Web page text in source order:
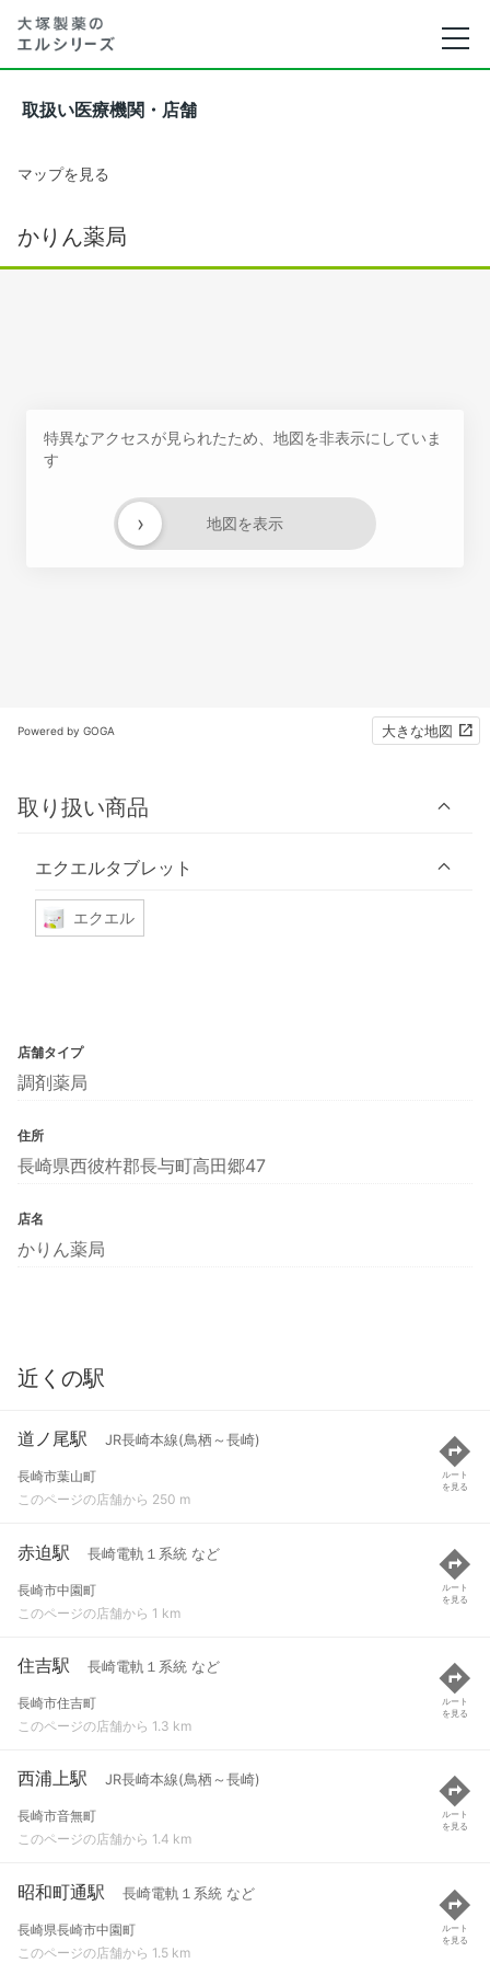
取扱い医療機関・店舗
マップを見る
かりん薬局
特異なアクセスが見られたため、地図を非表示にしていま
す
地図を表示
›
Powered by GOGA 大きな地図
取り扱い商品
エクエルタブレット
エクエル
店舗タイプ
調剤薬局
住所
長崎県西彼杵郡長与町高田郷47
店名
かりん薬局
近くの駅
道ノ尾駅 JR長崎本線(鳥栖～長崎)
長崎市葉山町
このページの店舗から 250 m
ルート
を見る
赤迫駅 長崎電軌１系統 など
長崎市中園町
このページの店舗から 1 km
ルート
を見る
住吉駅 長崎電軌１系統 など
長崎市住吉町
このページの店舗から 1.3 km
ルート
を見る
西浦上駅 JR長崎本線(鳥栖～長崎)
長崎市音無町
このページの店舗から 1.4 km
ルート
を見る
昭和町通駅 長崎電軌１系統 など
長崎県長崎市中園町
このページの店舗から 1.5 km
ルート
を見る